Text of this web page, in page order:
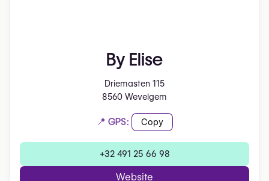
By Elise
Driemasten 115
8560 Wevelgem
📍 GPS: Copy
+32 491 25 66 98
Website